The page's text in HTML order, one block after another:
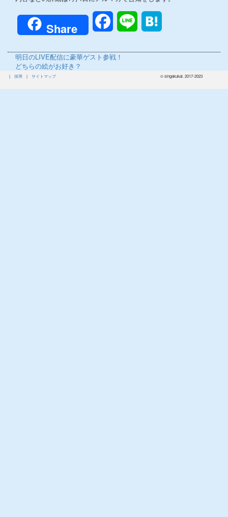
Share FacebookLine
前
の
投
明日のLIVE配信に豪華ゲスト参戦！
次
の
どちらの絵がお好き？
| 採用 | サイトマップ © singakukai. 2017-2023